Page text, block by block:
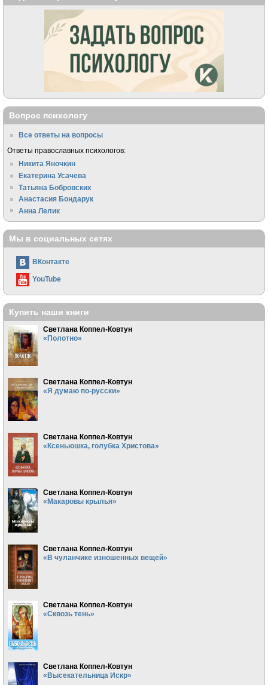
Вопрос психологу
Все ответы на вопросы
Ответы православных психологов:
Никита Яночкин
Екатерина Усачева
Татьяна Бобровских
Анастасия Бондарук
Анна Лелик
Мы в социальных сетях
ВКонтакте
YouTube
Купить наши книги
Светлана Коппел-Ковтун
«Полотно»
Светлана Коппел-Ковтун
«Я думаю по-русски»
Светлана Коппел-Ковтун
«Ксеньюшка, голубка Христова»
Светлана Коппел-Ковтун
«Макаровы крылья»
Светлана Коппел-Ковтун
«В чуланчике изношенных вещей»
Светлана Коппел-Ковтун
«Сквозь тень»
Светлана Коппел-Ковтун
«Высекательница Искр»